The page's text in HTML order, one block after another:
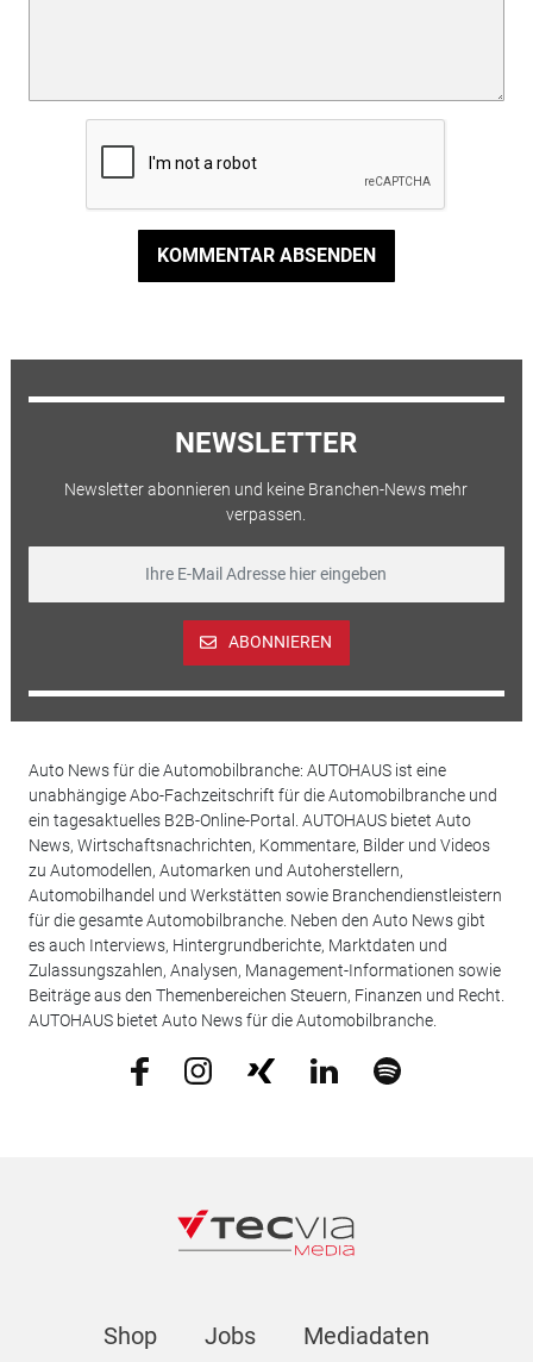
KOMMENTAR ABSENDEN
NEWSLETTER
Newsletter abonnieren und keine Branchen-News mehr
verpassen.
ABONNIEREN
Auto News für die Automobilbranche: AUTOHAUS ist eine
unabhängige Abo-Fachzeitschrift für die Automobilbranche und
ein tagesaktuelles B2B-Online-Portal. AUTOHAUS bietet Auto
News, Wirtschaftsnachrichten, Kommentare, Bilder und Videos
zu Automodellen, Automarken und Autoherstellern,
Automobilhandel und Werkstätten sowie Branchendienstleistern
für die gesamte Automobilbranche. Neben den Auto News gibt
es auch Interviews, Hintergrundberichte, Marktdaten und
Zulassungszahlen, Analysen, Management-Informationen sowie
Beiträge aus den Themenbereichen Steuern, Finanzen und Recht.
AUTOHAUS bietet Auto News für die Automobilbranche.
Shop Jobs Mediadaten